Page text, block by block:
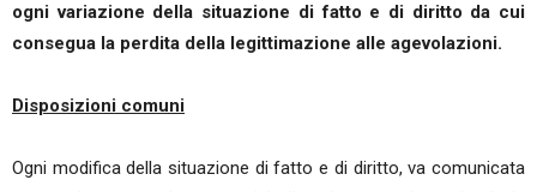
ogni variazione della situazione di fatto e di diritto da cui
consegua la perdita della legittimazione alle agevolazioni.
Disposizioni comuni
Ogni modifica della situazione di fatto e di diritto, va comunicata